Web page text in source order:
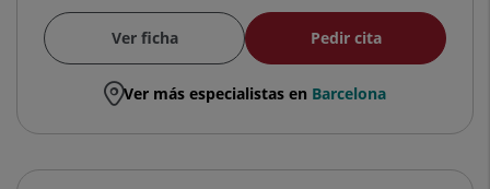
Ver ficha Pedir cita
Ver más especialistas en Barcelona